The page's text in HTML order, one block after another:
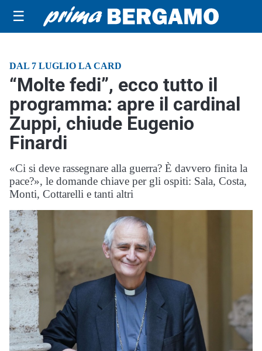
☰
DAL 7 LUGLIO LA CARD
“Molte fedi”, ecco tutto il
programma: apre il cardinal
Zuppi, chiude Eugenio
Finardi
«Ci si deve rassegnare alla guerra? È davvero finita la
pace?», le domande chiave per gli ospiti: Sala, Costa,
Monti, Cottarelli e tanti altri